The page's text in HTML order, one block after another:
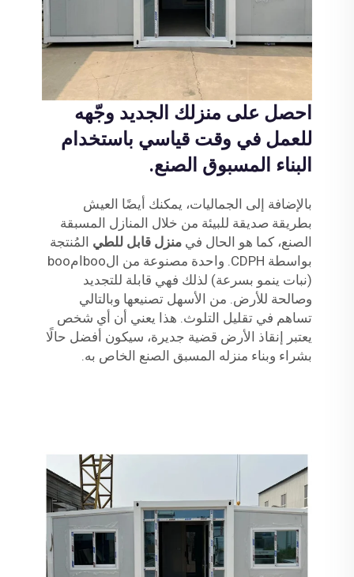
احصل على منزلك الجديد وجّهه
للعمل في وقت قياسي باستخدام
البناء المسبوق الصنع.
بالإضافة إلى الجماليات، يمكنك أيضًا العيش
بطريقة صديقة للبيئة من خلال المنازل المسبقة
الصنع، كما هو الحال في منزل قابل للطي المُنتجة
بواسطة CDPH. واحدة مصنوعة من الbooامboo
(نبات ينمو بسرعة) لذلك فهي قابلة للتجديد
وصالحة للأرض. من الأسهل تصنيعها وبالتالي
تساهم في تقليل التلوث. هذا يعني أن أي شخص
يعتبر إنقاذ الأرض قضية جديرة، سيكون أفضل حالًا
بشراء وبناء منزله المسبق الصنع الخاص به.